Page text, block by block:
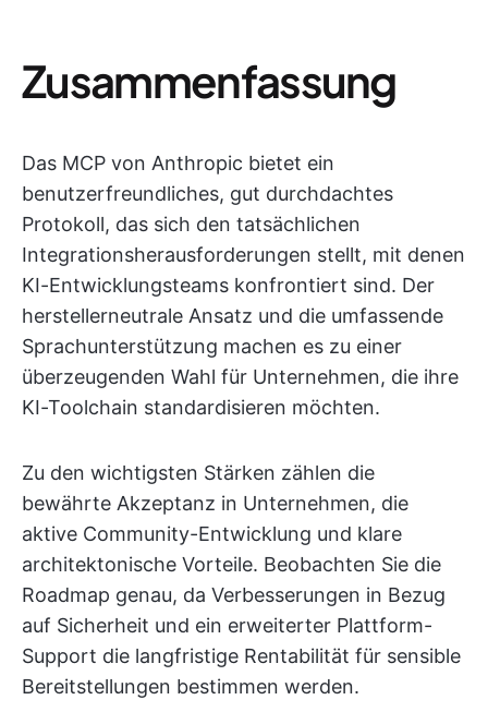
Zusammenfassung
Das MCP von Anthropic bietet ein
benutzerfreundliches, gut durchdachtes
Protokoll, das sich den tatsächlichen
Integrationsherausforderungen stellt, mit denen
KI-Entwicklungsteams konfrontiert sind. Der
herstellerneutrale Ansatz und die umfassende
Sprachunterstützung machen es zu einer
überzeugenden Wahl für Unternehmen, die ihre
KI-Toolchain standardisieren möchten.
Zu den wichtigsten Stärken zählen die
bewährte Akzeptanz in Unternehmen, die
aktive Community-Entwicklung und klare
architektonische Vorteile. Beobachten Sie die
Roadmap genau, da Verbesserungen in Bezug
auf Sicherheit und ein erweiterter Plattform-
Support die langfristige Rentabilität für sensible
Bereitstellungen bestimmen werden.